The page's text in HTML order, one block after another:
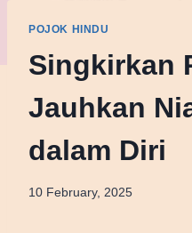
POJOK HINDU
Singkirkan
Jauhkan
dalam Diri
10 February, 2025